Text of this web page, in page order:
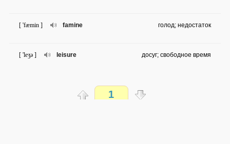
famine
[ 'fæmin ] голод; недостаток
leisure
[ 'leʒə ] досуг; свободное время
1